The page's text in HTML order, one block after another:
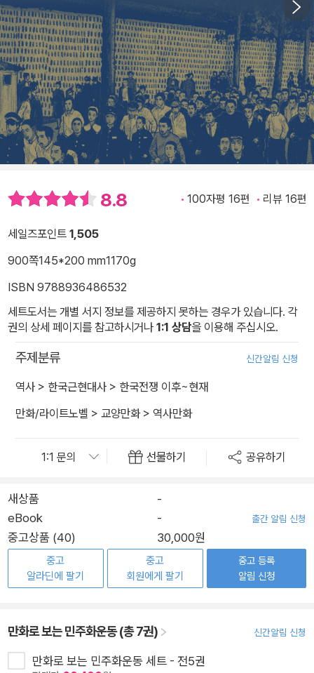
8.8 100자평 16편 리뷰 16편
세일즈포인트 1,505
900쪽145*200 mm1170g
ISBN 9788936486532
세트도서는 개별 서지 정보를 제공하지 못하는 경우가 있습니다. 각
권의 상세 페이지를 참고하시거나 1:1 상담을 이용해 주십시오.
주제분류 신간알림 신청
역사 > 한국근현대사 > 한국전쟁 이후~현재
만화/라이트노벨 > 교양만화> 역사만화
선물하기 공유하기
새상품
-
eBook
- 출간 알림 신청
중고상품 (40) 30,000원
중고
알라딘에 팔기
중고
회원에게 팔기
중고 등록
알림 신청
만화로 보는 민주화운동 (총 7권) 신간알림 신청
만화로 보는 민주화운동 세트 - 전5권